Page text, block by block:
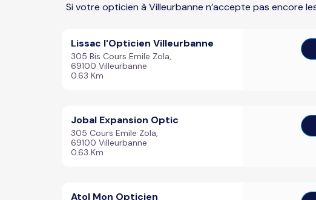
Si votre opticien à Villeurbanne n’accepte pas encore
Lissac l'Opticien Villeurbanne
305 Bis Cours Emile Zola,
69100 Villeurbanne
0.63 Km
Jobal Expansion Optic
305 Cours Emile Zola,
69100 Villeurbanne
0.63 Km
Atol Mon Opticien